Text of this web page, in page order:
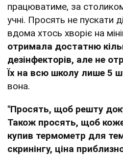
працюватиме, за
учні. Просять не пускати
вдома хтось хворіє на
отримала достатню
дезінфекторів, але не
Їх на всю школу лише 5
вона.
"Просять, щоб решту
Також просять, щоб
купив термометр для
скринінгу, ціна